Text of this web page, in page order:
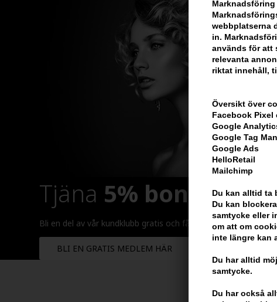
Marknadsföring
webbplatserna
in.
används för att
relevanta
riktat innehåll,
Översikt över
Facebook
Google
Google Tag
Google Ads
HelloRetail
Mailchimp
Du kan alltid ta
Du kan
samtycke eller
om att om
inte längre kan
Du har alltid
samtycke.
Du har också
Tjäna 5% bonuspå
Bli en del av vår kundklubb gratis och få rabatter när du
BLI EN GRATIS MEDLEM HÄR